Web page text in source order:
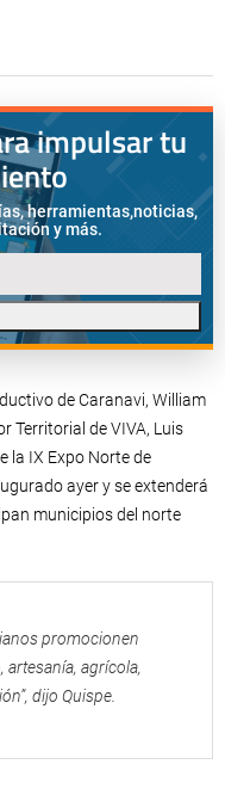
impulsar tu
herramientas,noticias,
y más.
de Caranavi, William
Territorial de VIVA, Luis
la IX Expo Norte de
ayer y se extenderá
municipios del norte
promocionen
agrícola,
dijo Quispe.